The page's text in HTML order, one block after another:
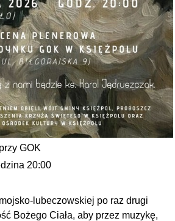
GOK
20:00
lubeczowskiej po raz drugi
Bożego Ciała, aby przez muzykę,